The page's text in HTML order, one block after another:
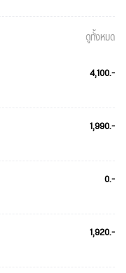
ดูทั้งหมด
4,100.-
1,990.-
0.-
1,920.-